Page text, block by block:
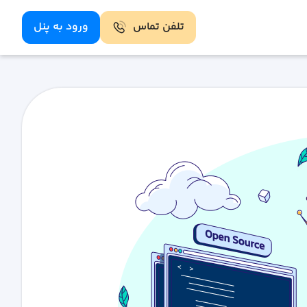
ورود به پنل تلفن تماس